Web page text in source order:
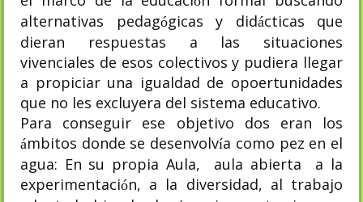
alternativas pedagógicas y didácticas que
dieran respuestas a las situaciones
vivenciales de esos colectivos y pudiera llegar
a propiciar una igualdad de opoertunidades
que no les excluyera del sistema educativo.
Para conseguir ese objetivo dos eran los
ámbitos donde se desenvolvía como pez en el
agua: En su propia Aula,
aula abierta
a la
experimentación, a la diversidad, al trabajo